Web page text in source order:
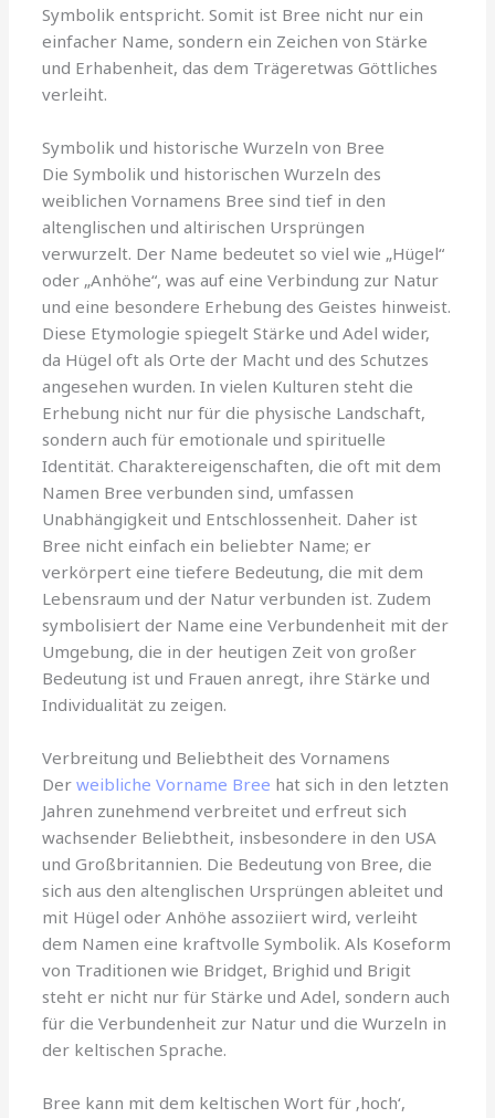
Symbolik entspricht. Somit ist Bree nicht nur ein
einfacher Name, sondern ein Zeichen von Stärke
und Erhabenheit, das dem Trägeretwas Göttliches
verleiht.
Symbolik und historische Wurzeln von Bree
Die Symbolik und historischen Wurzeln des
weiblichen Vornamens Bree sind tief in den
altenglischen und altirischen Ursprüngen
verwurzelt. Der Name bedeutet so viel wie „Hügel“
oder „Anhöhe“, was auf eine Verbindung zur Natur
und eine besondere Erhebung des Geistes hinweist.
Diese Etymologie spiegelt Stärke und Adel wider,
da Hügel oft als Orte der Macht und des Schutzes
angesehen wurden. In vielen Kulturen steht die
Erhebung nicht nur für die physische Landschaft,
sondern auch für emotionale und spirituelle
Identität. Charaktereigenschaften, die oft mit dem
Namen Bree verbunden sind, umfassen
Unabhängigkeit und Entschlossenheit. Daher ist
Bree nicht einfach ein beliebter Name; er
verkörpert eine tiefere Bedeutung, die mit dem
Lebensraum und der Natur verbunden ist. Zudem
symbolisiert der Name eine Verbundenheit mit der
Umgebung, die in der heutigen Zeit von großer
Bedeutung ist und Frauen anregt, ihre Stärke und
Individualität zu zeigen.
Verbreitung und Beliebtheit des Vornamens
Derweibliche Vorname Bree hat sich in den letzten
Jahren zunehmend verbreitet und erfreut sich
wachsender Beliebtheit, insbesondere in den USA
und Großbritannien. Die Bedeutung von Bree, die
sich aus den altenglischen Ursprüngen ableitet und
mit Hügel oder Anhöhe assoziiert wird, verleiht
dem Namen eine kraftvolle Symbolik. Als Koseform
von Traditionen wie Bridget, Brighid und Brigit
steht er nicht nur für Stärke und Adel, sondern auch
für die Verbundenheit zur Natur und die Wurzeln in
der keltischen Sprache.
Bree kann mit dem keltischen Wort für ‚hoch‘,